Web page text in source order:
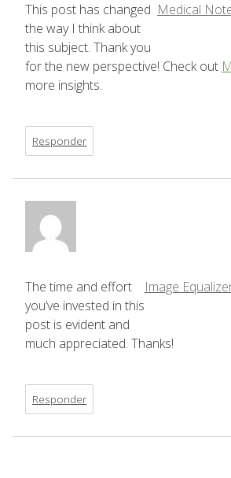
Medical
This post has changed
the way I think about
this subject. Thank you
for the new perspective! Check out
more insights.
Responder
Image
The time and effort
you’ve invested in this
post is evident and
much appreciated. Thanks!
Responder